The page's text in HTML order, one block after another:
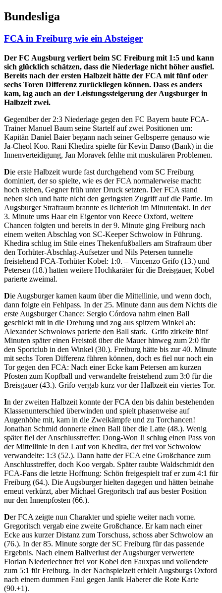
Bundesliga
FCA in Freiburg wie ein Absteiger
Der FC Augsburg verliert beim SC Freiburg mit 1:5 und kann
sich glücklich schätzen, dass die Niederlage nicht höher ausfiel.
Bereits nach der ersten Halbzeit hätte der FCA mit fünf oder
sechs Toren Differenz zurückliegen können. Dass es anders
kam, lag auch an der Leistungssteigerung der Augsburger in
Halbzeit zwei.
Gegenüber der 2:3 Niederlage gegen den FC Bayern baute FCA-
Trainer Manuel Baum seine Startelf auf zwei Positionen um:
Kapitän Daniel Baier begann nach seiner Gelbsperre genauso wie
Ja-Cheol Koo. Rani Khedira spielte für Kevin Danso (Bank) in die
Innenverteidigung, Jan Moravek fehlte mit muskulären Problemen.
Die erste Halbzeit wurde fast durchgehend vom SC Freiburg
dominiert, der so spielte, wie es der FCA normalerweise macht:
hoch stehen, Gegner früh unter Druck setzten. Der FCA stand
neben sich und hatte nicht den geringsten Zugriff auf die Partie. Im
Augsburger Strafraum brannte es lichterloh im Minutentakt. In der
3. Minute ums Haar ein Eigentor von Reece Oxford, weitere
Chancen folgten und bereits in der 9. Minute ging Freiburg nach
einem weiten Abschlag von SC-Keeper Schwolow in Führung.
Khedira schlug im Stile eines Thekenfußballers am Strafraum über
den Torhüter-Abschlag-Aufsetzer und Nils Petersen tunnelte
freistehend FCA-Torhüter Kobel: 1:0. – Vincenzo Grifo (13.) und
Petersen (18.) hatten weitere Hochkaräter für die Breisgauer, Kobel
parierte zweimal.
Die Augsburger kamen kaum über die Mittellinie, und wenn doch,
dann folgte ein Fehlpass. In der 25. Minute dann aus dem Nichts die
erste Augsburger Chance: Sergio Córdova nahm einen Ball
geschickt mit in die Drehung und zog aus spitzem Winkel ab:
Alexander Schwolows parierte den Ball stark. Grifo zirkelte fünf
Minuten später einen Freistoß über die Mauer hinweg zum 2:0 für
den Sportclub in den Winkel (30.). Freiburg hätte bis zur 40. Minute
mit sechs Toren Differenz führen können, doch es fiel nur noch ein
Tor gegen den FCA: Nach einer Ecke kam Petersen am kurzen
Pfosten zum Kopfball und verwandelte freistehend zum 3:0 für die
Breisgauer (43.). Grifo vergab kurz vor der Halbzeit ein viertes Tor.
In der zweiten Halbzeit konnte der FCA den bis dahin bestehenden
Klassenunterschied überwinden und spielt phasenweise auf
Augenhöhe mit, kam in die Zweikämpfe und zu Torchancen!
Jonathan Schmid donnerte einen Ball über die Latte (48.). Wenig
später fiel der Anschlusstreffer: Dong-Won Ji schlug einen Pass von
der Mittellinie in den Lauf von Khedira, der frei vor Schwolow
verwandelte: 1:3 (52.). Dann hatte der FCA eine Großchance zum
Anschlusstreffer, doch Koo vergab. Später raubte Waldschmidt den
FCA-Fans die letzte Hoffnung: Schön freigespielt traf er zum 4:1 für
Freiburg (64.). Die Augsburger hielten dagegen und hätten beinahe
erneut verkürzt, aber Michael Gregoritsch traf aus bester Position
nur den Innenpfosten (66.).
Der FCA zeigte nun Charakter und spielte weiter nach vorne.
Gregoritsch vergab eine zweite Großchance. Er kam nach einer
Ecke aus kurzer Distanz zum Torschuss, schoss aber Schwolow an
(76.). In der 85. Minute sorgte der SC Freiburg für das passende
Ergebnis. Nach einem Ballverlust der Augsburger verwertete
Florian Niederlechner frei vor Kobel den Fauxpas und vollendete
zum 5:1 für Freiburg. In der Nachspielzeit erhielt Augsburgs Oxford
nach einem dummen Faul gegen Janik Haberer die Rote Karte
(90.+1).